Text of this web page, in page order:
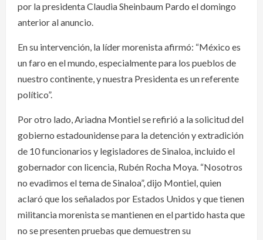
por la presidenta Claudia Sheinbaum Pardo el domingo
anterior al anuncio.
En su intervención, la líder morenista afirmó: “México es
un faro en el mundo, especialmente para los pueblos de
nuestro continente, y nuestra Presidenta es un referente
político”.
Por otro lado, Ariadna Montiel se refirió a la solicitud del
gobierno estadounidense para la detención y extradición
de 10 funcionarios y legisladores de Sinaloa, incluido el
gobernador con licencia, Rubén Rocha Moya. “Nosotros
no evadimos el tema de Sinaloa”, dijo Montiel, quien
aclaró que los señalados por Estados Unidos y que tienen
militancia morenista se mantienen en el partido hasta que
no se presenten pruebas que demuestren su